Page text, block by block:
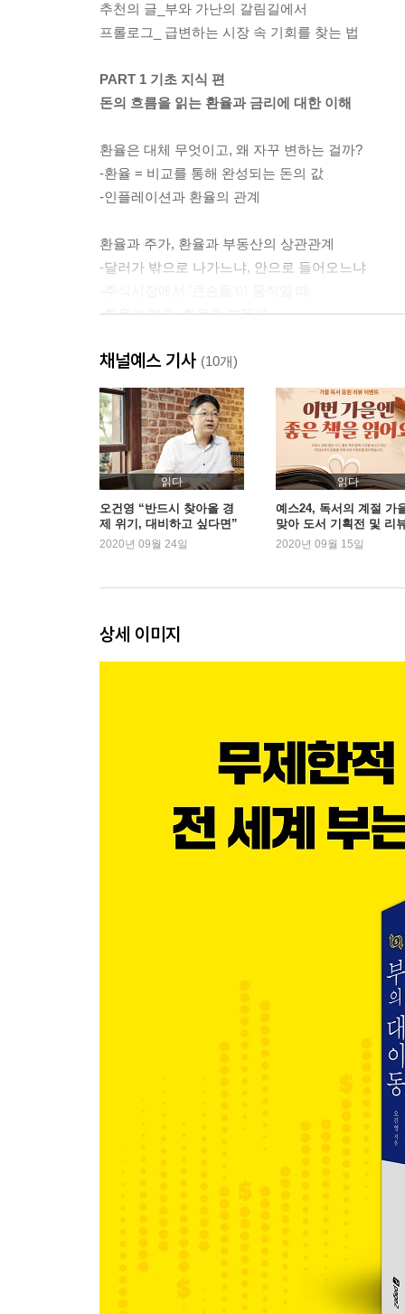
추천의 글_부와 가난의 갈림길에서
프롤로그_ 급변하는 시장 속 기회를 찾는 법
PART 1 기초 지식 편
돈의 흐름을 읽는 환율과 금리에 대한 이해
환율은 대체 무엇이고, 왜 자꾸 변하는 걸까?
-환율 = 비교를 통해 완성되는 돈의 값
-인플레이션과 환율의 관계
환율과 주가, 환율과 부동산의 상관관계
-달러가 밖으로 나가느냐, 안으로 들어오느냐
-환율과 채권, 환율과 부동산
채권, 금리가 오를수록 가격은 떨어지는 이유
-시중금리의 영향을 받는 국채
-국채 투자의 개념과 전략
-대규모 국채 발행과 금리 인상
기준금리 변동이 가져오는 나비효과
-과열과 냉각 사이, 절묘한 균형 잡기
-기준금리가 내렸는데 시장금리가 오르는 이유는?
PART 2 달러 투자 편
‘궁극의 안전 자산’ 달러로 포트폴리오를 보호하라
-미국 집값이 계속 오를 수 있었던 이유
-‘자산유동화’라는 마법이 불러온 후폭풍
-미국의 독보적 성장 그리고 달러 강세
달러는 강세를 이어갈 수 있을까?
-제로 금리와 다시 시작된 양적완화
-한국과 중국 간의 특수성을 고려해야
펀더멘털이 강한 한국 원화의 매력
-이머징 국가들의 힘겨운 경기 부양
-‘IMF 사태’의 아픈 기억
-외환위기의 발생 원인과 과정
-한국 경제, 그때와 무엇이 어떻게 다른가?
-한국 국채의 매력: 구조적 무역 흑자
-한국 국채의 매력: 환율의 안정성
‘달러 스마일’로 보는 달러의 미래
-9.11 테러 이후 늘어난 달러 유동성
-‘달러 스마일’의 진짜 의미
채널예스 기사 (10개)
읽다
오건영 “반드시 찾아올 경
제 위기, 대비하고 싶다면”
2020년 09월 24일
읽다
예스24, 독서의 계절 가
맞아 도서 기획전 및 리
이벤트 진행
2020년 09월 15일
상세 이미지